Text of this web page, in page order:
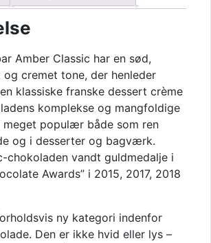
Amber Classic har en sød,
og cremet tone, der henleder
klassiske franske dessert crème
komplekse og mangfoldige
meget populær både som ren
og i desserter og bagværk.
chokoladen vandt guldmedalje i
Awards” i 2015, 2017, 2018
ny kategori indenfor
Den er ikke hvid eller lys –